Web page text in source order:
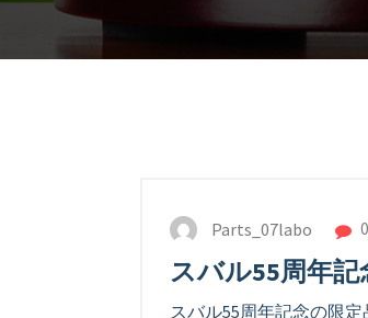
Parts_07labo
スバル55周年記
スバル55周年記念の限